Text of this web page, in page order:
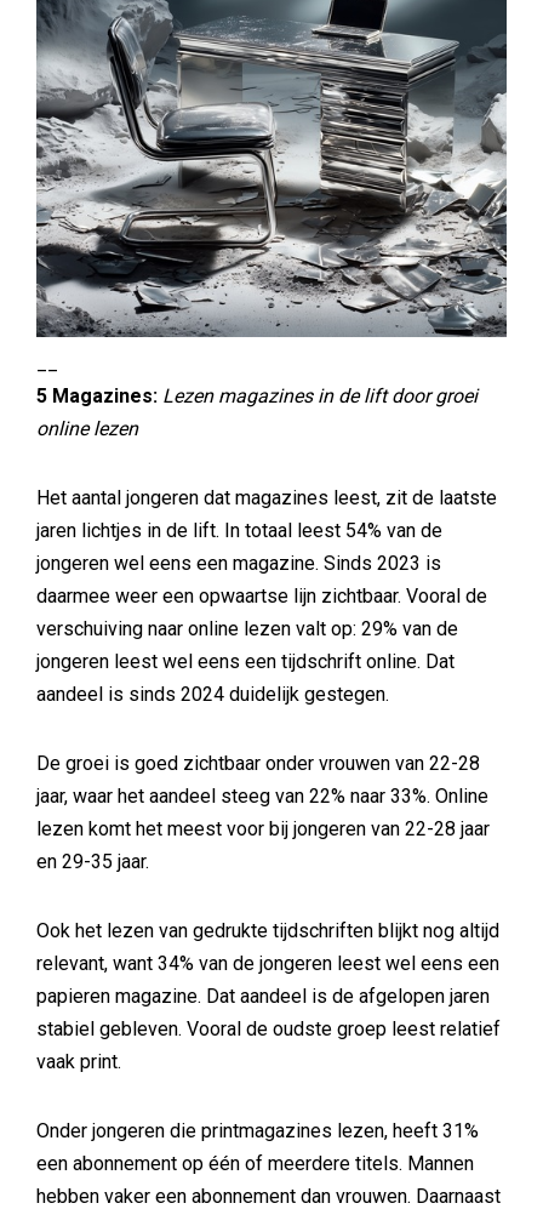
5 Magazines: Lezen magazines in de lift door groei
online lezen
Het aantal jongeren dat magazines leest, zit de laatste
jaren lichtjes in de lift. In totaal leest 54% van de
jongeren wel eens een magazine. Sinds 2023 is
daarmee weer een opwaartse lijn zichtbaar. Vooral de
verschuiving naar online lezen valt op: 29% van de
jongeren leest wel eens een tijdschrift online. Dat
aandeel is sinds 2024 duidelijk gestegen.
De groei is goed zichtbaar onder vrouwen van 22-28
jaar, waar het aandeel steeg van 22% naar 33%. Online
lezen komt het meest voor bij jongeren van 22-28 jaar
en 29-35 jaar.
Ook het lezen van gedrukte tijdschriften blijkt nog altijd
relevant, want 34% van de jongeren leest wel eens een
papieren magazine. Dat aandeel is de afgelopen jaren
stabiel gebleven. Vooral de oudste groep leest relatief
vaak print.
Onder jongeren die printmagazines lezen, heeft 31%
een abonnement op één of meerdere titels. Mannen
hebben vaker een abonnement dan vrouwen. Daarnaast